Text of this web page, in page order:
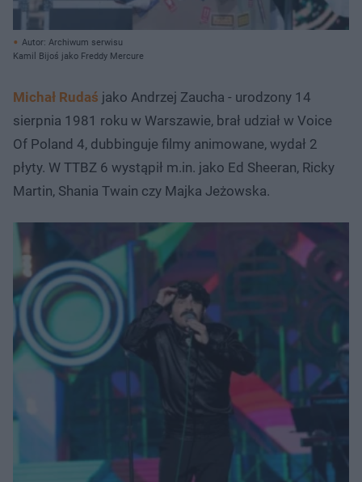
Autor: Archiwum serwisu
Kamil Bijoś jako Freddy Mercure
Michał Rudaś jako Andrzej Zaucha - urodzony 14
sierpnia 1981 roku w Warszawie, brał udział w Voice
Of Poland 4, dubbinguje filmy animowane, wydał 2
płyty. W TTBZ 6 wystąpił m.in. jako Ed Sheeran, Ricky
Martin, Shania Twain czy Majka Jeżowska.